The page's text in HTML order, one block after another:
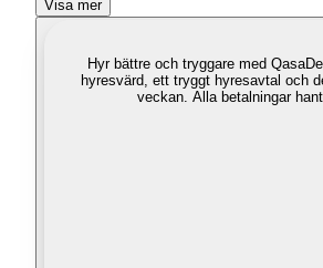
Visa mer
Hyr bättre och tryggare med Qasa
hyresvärd, ett tryggt hyresavtal och
veckan. Alla betalningar